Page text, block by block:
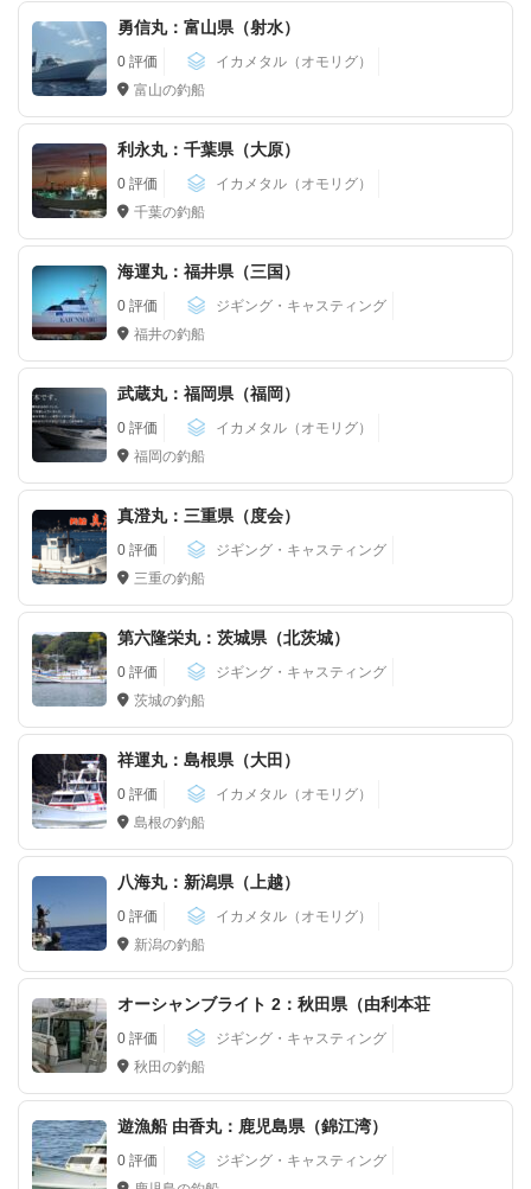
勇信丸：富山県（射水）
0 評価
イカメタル（オモリグ）
富山の釣船
利永丸：千葉県（大原）
0 評価
イカメタル（オモリグ）
千葉の釣船
海運丸：福井県（三国）
0 評価
ジギング・キャスティング
福井の釣船
武蔵丸：福岡県（福岡）
0 評価
イカメタル（オモリグ）
福岡の釣船
真澄丸：三重県（度会）
0 評価
ジギング・キャスティング
三重の釣船
第六隆栄丸：茨城県（北茨城）
0 評価
ジギング・キャスティング
茨城の釣船
祥運丸：島根県（大田）
0 評価
イカメタル（オモリグ）
島根の釣船
八海丸：新潟県（上越）
0 評価
イカメタル（オモリグ）
新潟の釣船
オーシャンブライト 2：秋田県（由利本荘
0 評価
ジギング・キャスティング
秋田の釣船
遊漁船 由香丸：鹿児島県（錦江湾）
0 評価
ジギング・キャスティング